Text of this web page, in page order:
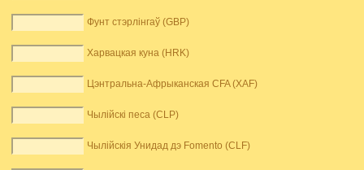
Фунт стэрлінгаў (GBP)
Харвацкая куна (HRK)
Цэнтральна-Афрыканская CFA (XAF)
Чылійскі песа (CLP)
Чылійскія Унидад дэ Fomento (CLF)